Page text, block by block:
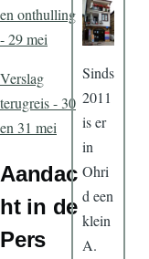
en onthulling
- 29 mei
Verslag
terugreis - 30
en 31 mei
Aandac
ht in de
Pers
Sinds
2011
is er
in
Ohri
d een
klein
A.